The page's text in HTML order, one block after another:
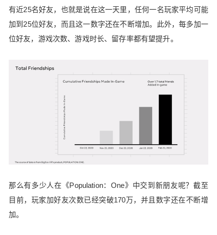
有近25名好友，也就是说在这一天里，任何一名玩家平均可能
加到25位好友，而且这一数字还在不断增加。此外，每多加一
位好友，游戏次数、游戏时长、留存率都有望提升。
那么有多少人在《Population：One》中交到新朋友呢？截至
目前，玩家加好友次数已经突破170万，并且数字还在不断增
加。